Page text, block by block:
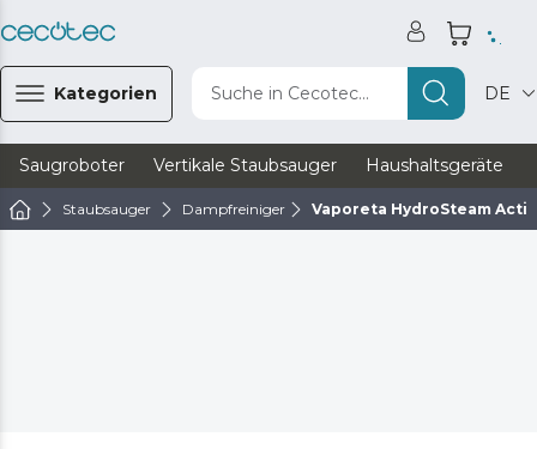
Kategorien Suche in Cecotec... DE
Saugroboter Vertikale Staubsauger Haushaltsgeräte
Staubsauger Dampfreiniger Vaporeta HydroSteam